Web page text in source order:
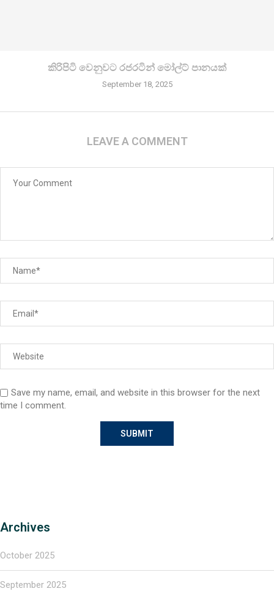
කිරි­පිටි වෙනු­වට රජ­ර­ටින් මෝල්ට් පානයක්
September 18, 2025
LEAVE A COMMENT
Save my name, email, and website in this browser for the next
time I comment.
Archives
October 2025
September 2025